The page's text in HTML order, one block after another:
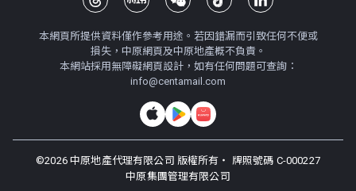
本網頁所提供資料僅作參考用途。若因錯漏而引致任何不便或
損失，中原網頁及中原地產概不負責。
本網站採用無障礙網頁設計，如有任何問題可查詢：
info@centamail.com
©2026中原地產代理有限公司 版權所有・ 牌照號碼 C-000227
中原集團管理有限公司